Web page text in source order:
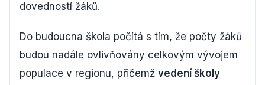
dovedností žáků.
Do budoucna škola počítá s tím, že počty žáků
budou nadále ovlivňovány celkovým vývojem
populace v regionu, přičemž vedení školy